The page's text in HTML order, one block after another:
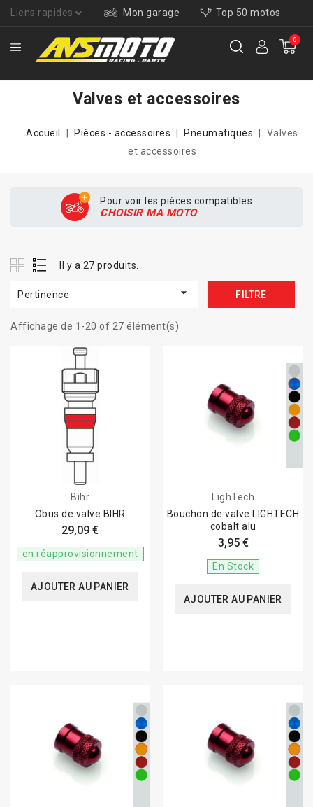
Liens rapides Mon garage Top 50 motos
0
Valves et accessoires
Accueil Pièces - accessoires Pneumatiques
Valves
et accessoires
Pour voir les pièces compatibles
CHOISIR MA MOTO
Il y a 27 produits.
Pertinence  FILTRE
Affichage de 1-20 of 27 élément(s)
Bihr
Obus de valve BIHR
29,09 €
en réapprovisionnement
AJOUTER AU PANIER
LighTech
Bouchon de valve LIGHTECH
cobalt alu
3,95 €
En Stock
AJOUTER AU PANIER